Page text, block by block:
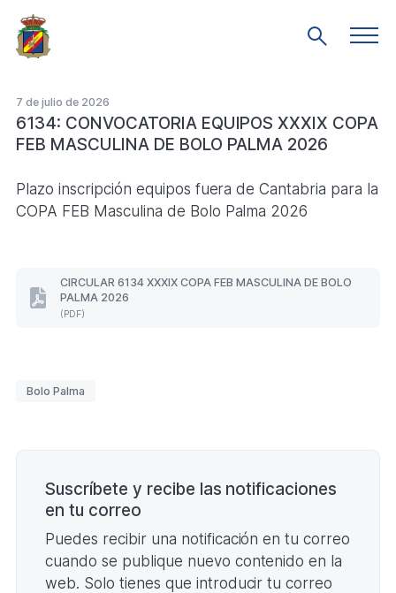
Saltar
al
contenido
Mostrar
7 de julio de 2026
6134: CONVOCATORIA EQUIPOS XXXIX COPA
FEB MASCULINA DE BOLO PALMA 2026
Plazo inscripción equipos fuera de Cantabria para la
COPA FEB Masculina de Bolo Palma 2026
CIRCULAR 6134 XXXIX COPA FEB MASCULINA DE BOLO
PALMA 2026
(PDF)
CIRCULAR
DE
Bolo Palma
Suscríbete y recibe las notificaciones
en tu correo
Puedes recibir una notificación en tu correo
cuando se publique nuevo contenido en la
web. Solo tienes que introducir tu correo